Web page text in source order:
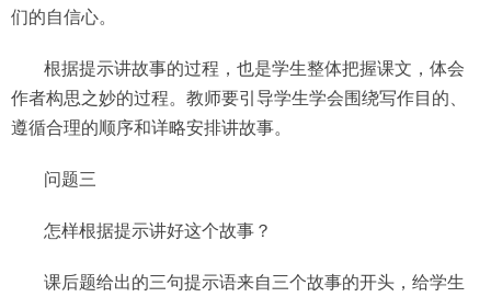
们的自信心。
根据提示讲故事的过程，也是学生整体把握课文，体会
作者构思之妙的过程。教师要引导学生学会围绕写作目的、
遵循合理的顺序和详略安排讲故事。
问题三
怎样根据提示讲好这个故事？
课后题给出的三句提示语来自三个故事的开头，给学生